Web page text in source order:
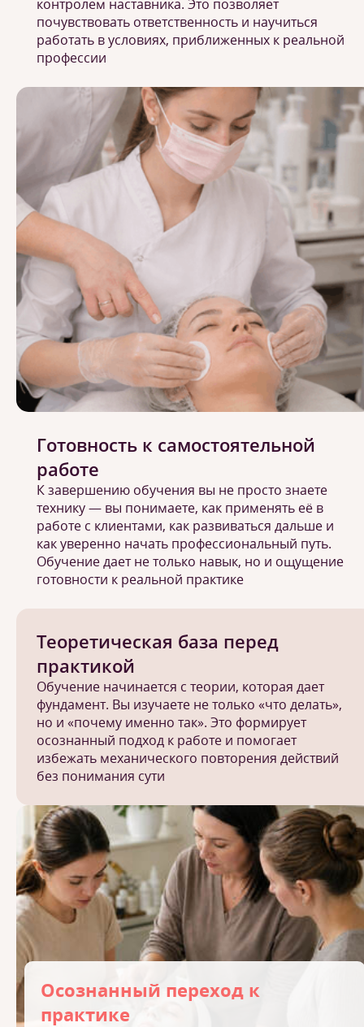
Теоретическая база перед
практикой
Обучение начинается с теории, которая дает
фундамент. Вы изучаете не только «что делать»,
но и «почему именно так». Это формирует
осознанный подход к работе и помогает
избежать механического повторения действий
без понимания сути
Осознанный переход к
практике
контролем наставника. Это позволяет
почувствовать ответственность и научиться
работать в условиях, приближенных к реальной
профессии
Готовность к самостоятельной
работе
К завершению обучения вы не просто знаете
технику — вы понимаете, как применять её в
работе с клиентами, как развиваться дальше и
как уверенно начать профессиональный путь.
Обучение дает не только навык, но и ощущение
готовности к реальной практике